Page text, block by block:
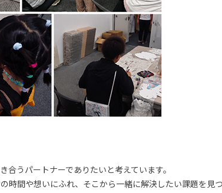
うパートナーでありたいと考えています。
時間や想いにふれ、そこから一緒に解決したい課題を見